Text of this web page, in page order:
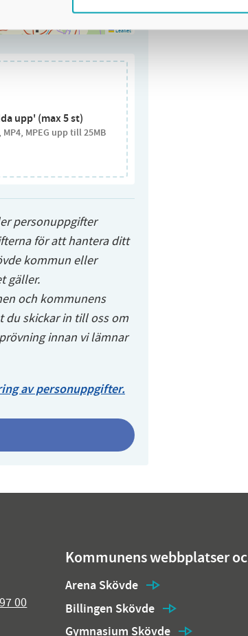
Leaflet
upp' (max 5 st)
MP4 MPEG upp till25MB
personuppgifter
för att hantera ditt
kommun eller
gäller.
och kommunens
du skickar in till oss om
innan vi lämnar
av personuppgifter.
00
Kommunens webbplatser
Arena Skövde
Billingen Skövde
Gymnasium Skövde